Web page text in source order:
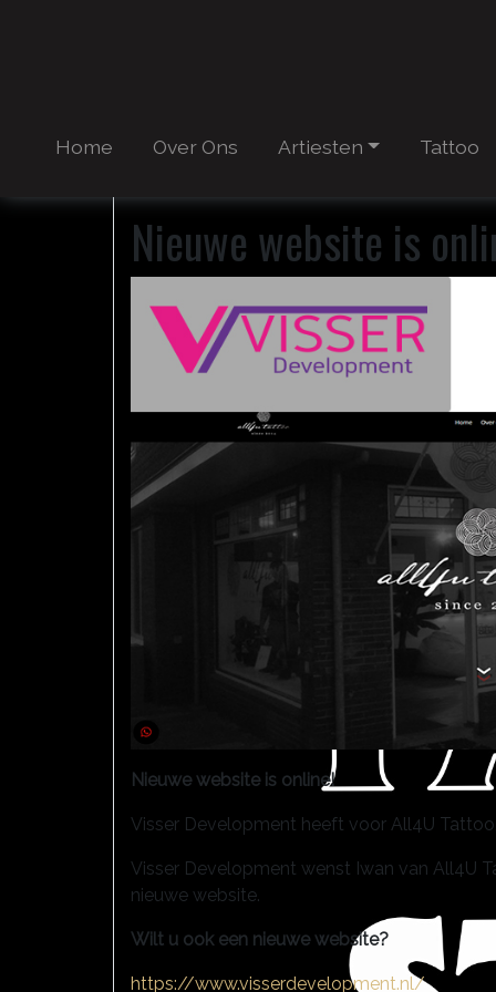
Home Over Ons Artiesten Tattoo
Nieuwe website is
Nieuwe website is online!
Visser Development heeft voor All4U
Visser Development wenst Iwan van All4U
nieuwe website.
Wilt u ook een nieuwe website?
https://www.visserdevelopment.nl/